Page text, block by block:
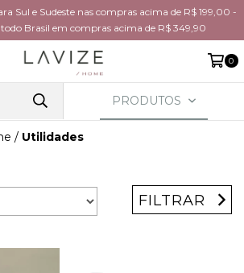
Sul e Sudeste nas compras acima de R$ 199,00 -
Brasil em compras acima de R$ 349,90
0
PRODUTOS
/ Utilidades
FILTRAR